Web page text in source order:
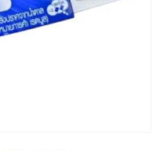
ECCEZIONE